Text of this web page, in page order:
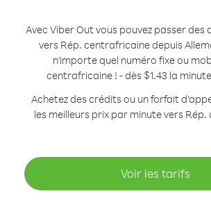
Avec Viber Out vous pouvez passer des
vers Rép. centrafricaine depuis
n'importe quel numéro fixe ou
centrafricaine ! - dès $1.43 la
Achetez des crédits ou un forfait
les meilleurs prix par minute vers
Voir les tarifs